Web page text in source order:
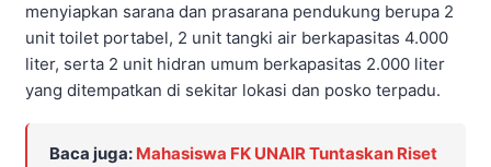
menyiapkan sarana dan prasarana pendukung berupa 2
unit toilet portabel, 2 unit tangki air berkapasitas 4.000
liter, serta 2 unit hidran umum berkapasitas 2.000 liter
yang ditempatkan di sekitar lokasi dan posko terpadu.
Baca juga: Mahasiswa FK UNAIR Tuntaskan Riset